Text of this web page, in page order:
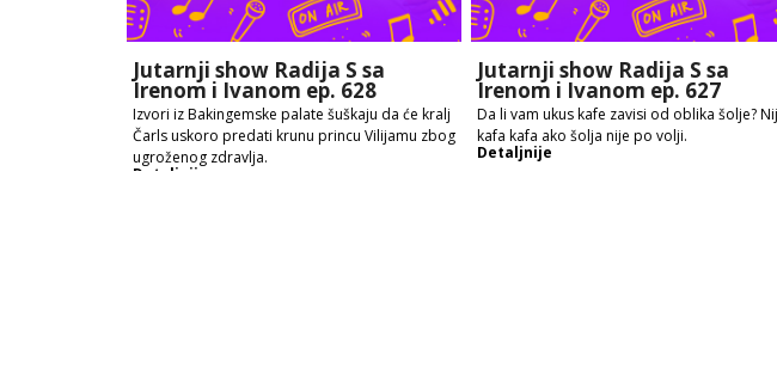
Jutarnji show Radija S sa
Irenom i Ivanom ep. 628
Izvori iz Bakingemske palate šuškaju da će kralj
Čarls uskoro predati krunu princu Vilijamu zbog
ugroženog zdravlja.
Detaljnije
Jutarnji show Radija S sa
Irenom i Ivanom ep. 627
Da li vam ukus kafe zavisi od oblika šolje?
kafa kafa ako šolja nije po volji.
Detaljnije